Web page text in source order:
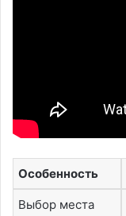
Особенность
Выбор места